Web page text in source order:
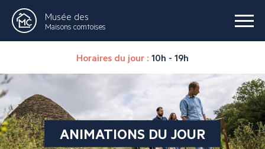
Musée des
Maisons comtoises
Horaires du jour : 10h - 19h
ANIMATIONS DU JOUR